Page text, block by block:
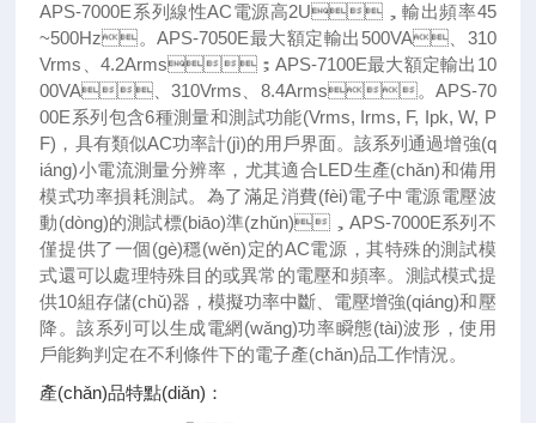
APS-7000E系列線性AC電源高2U，輸出頻率45
~500Hz。APS-7050E最大額定輸出500VA、310
Vrms、4.2Arms；APS-7100E最大額定輸出10
00VA、310Vrms、8.4Arms。APS-70
00E系列包含6種測量和測試功能(Vrms, Irms, F, Ipk, W, P
F)，具有類似AC功率計(jì)的用戶界面。該系列通過增強(q
iáng)小電流測量分辨率，尤其適合LED生產(chǎn)和備用
模式功率損耗測試。為了滿足消費(fèi)電子中電源電壓波
動(dòng)的測試標(biāo)準(zhǔn)，APS-7000E系列不
僅提供了一個(gè)穩(wěn)定的AC電源，其特殊的測試模
式還可以處理特殊目的或異常的電壓和頻率。測試模式提
供10組存儲(chǔ)器，模擬功率中斷、電壓增強(qiáng)和壓
降。該系列可以生成電網(wǎng)功率瞬態(tài)波形，使用
戶能夠判定在不利條件下的電子產(chǎn)品工作情況。
產(chǎn)品特點(diǎn)：